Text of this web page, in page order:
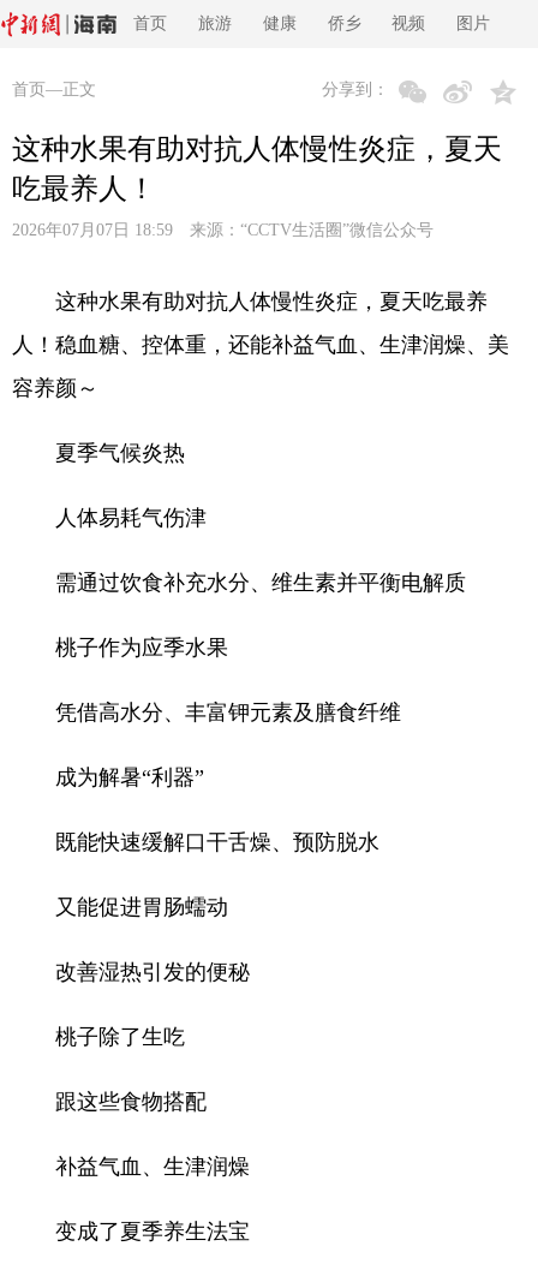
首页 旅游 健康 侨乡 视频 图片
首页 —正文 分享到：
这种水果有助对抗人体慢性炎症，夏天
吃最养人！
2026年07月07日 18:59 来源： “CCTV生活圈”微信公众号
这种水果有助对抗人体慢性炎症，夏天吃最养
人！稳血糖、控体重，还能补益气血、生津润燥、美
容养颜～
夏季气候炎热
人体易耗气伤津
需通过饮食补充水分、维生素并平衡电解质
桃子作为应季水果
凭借高水分、丰富钾元素及膳食纤维
成为解暑“利器”
既能快速缓解口干舌燥、预防脱水
又能促进胃肠蠕动
改善湿热引发的便秘
桃子除了生吃
跟这些食物搭配
补益气血、生津润燥
变成了夏季养生法宝